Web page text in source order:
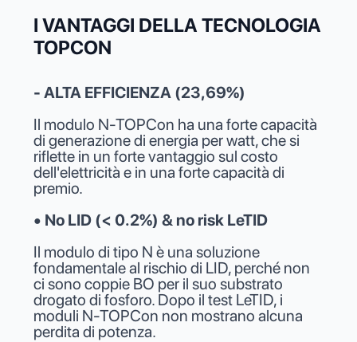
I VANTAGGI DELLA TECNOLOGIA
TOPCON
- ALTA EFFICIENZA (23,69%)
Il modulo N-TOPCon ha una forte capacità
di generazione di energia per watt, che si
riflette in un forte vantaggio sul costo
dell'elettricità e in una forte capacità di
premio.
• No LID (< 0.2%) & no risk LeTID
Il modulo di tipo N è una soluzione
fondamentale al rischio di LID, perché non
ci sono coppie BO per il suo substrato
drogato di fosforo. Dopo il test LeTID, i
moduli N-TOPCon non mostrano alcuna
perdita di potenza.